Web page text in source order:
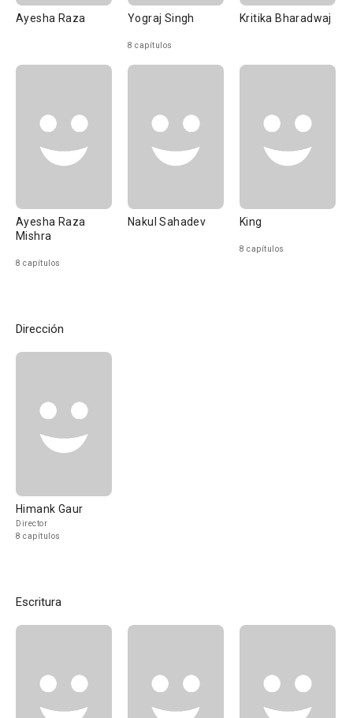
Ayesha Raza Yograj Singh
8 capítulos
Kritika Bharadwaj
Ayesha Raza
Mishra
8 capítulos
Nakul Sahadev King
8 capítulos
Dirección
Himank Gaur
Director
8 capítulos
Escritura